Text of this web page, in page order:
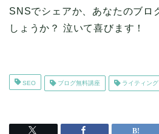
SNSでシェアか、あなたのブロ
しょうか？ 泣いて喜びます！
SEO ブログ無料講座 ライティング